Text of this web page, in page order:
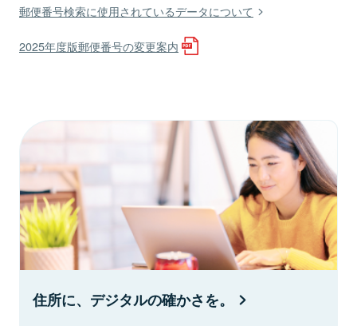
郵便番号検索に使用されているデータについて
2025年度版郵便番号の変更案内
住所に、デジタルの確かさを。